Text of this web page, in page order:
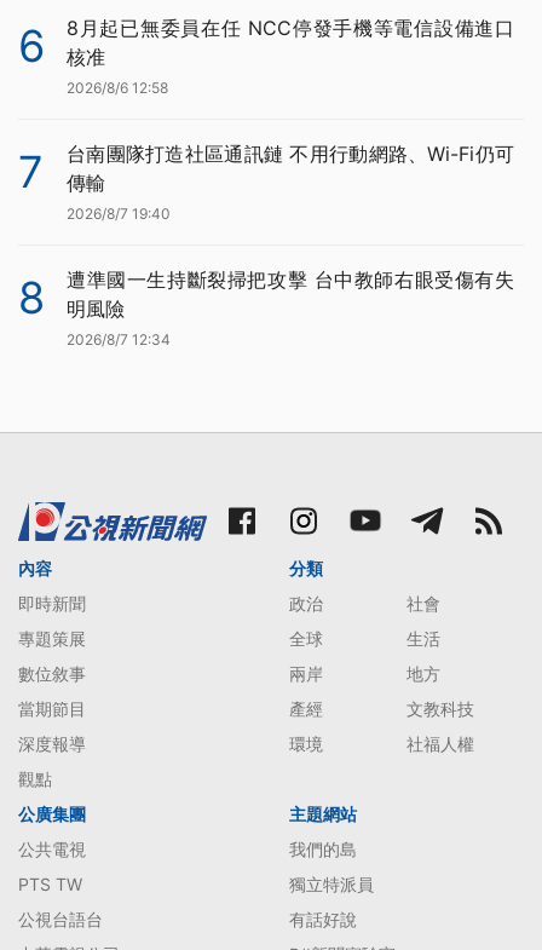
6
8月起已無委員在任 NCC停發手機等電信設備進口
核准
2026/8/6 12:58
7
台南團隊打造社區通訊鏈 不用行動網路、Wi-Fi仍可
傳輸
2026/8/7 19:40
8
遭準國一生持斷裂掃把攻擊 台中教師右眼受傷有失
明風險
2026/8/7 12:34
內容
即時新聞
專題策展
數位敘事
當期節目
深度報導
觀點
分類
政治
社會
全球
生活
兩岸
地方
產經
文教科技
環境
社福人權
公廣集團
公共電視
PTS TW
公視台語台
主題網站
我們的島
獨立特派員
有話好說